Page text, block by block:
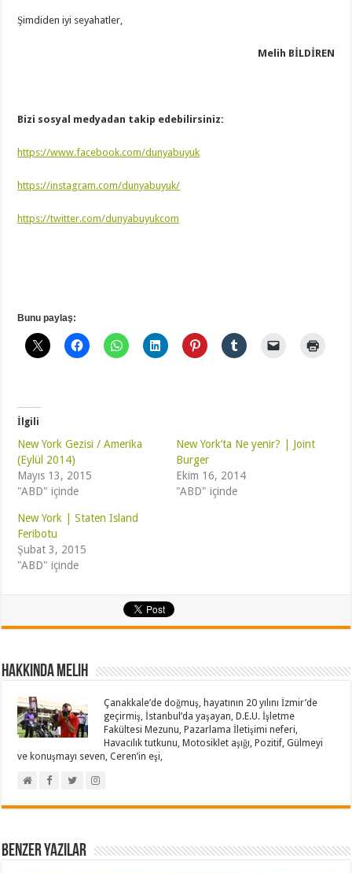
Şimdiden iyi seyahatler,
Melih BİLDİREN
Bizi sosyal medyadan takip edebilirsiniz:
https://www.facebook.com/dunyabuyuk
https://instagram.com/dunyabuyuk/
https://twitter.com/dunyabuyukcom
Bunu paylaş:
İlgili
New York Gezisi / Amerika
(Eylül 2014)
Mayıs 13, 2015
"ABD" içinde
New York’ta Ne yenir? | Joint
Burger
Ekim 16, 2014
"ABD" içinde
New York | Staten Island
Feribotu
Şubat 3, 2015
"ABD" içinde
Hakkında Melih
Çanakkale’de doğmuş, hayatının 20 yılını İzmir’de
geçirmiş, İstanbul’da yaşayan, D.E.U. İşletme
Fakültesi Mezunu, Pazarlama İletişimi neferi,
Havacılık tutkunu, Motosiklet aşığı, Pozitif, Gülmeyi
ve konuşmayı seven, Ceren’in eşi,
Benzer Yazılar